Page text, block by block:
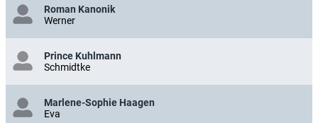
Roman Kanonik
Werner
Prince Kuhlmann
Schmidtke
Marlene-Sophie Haagen
Eva